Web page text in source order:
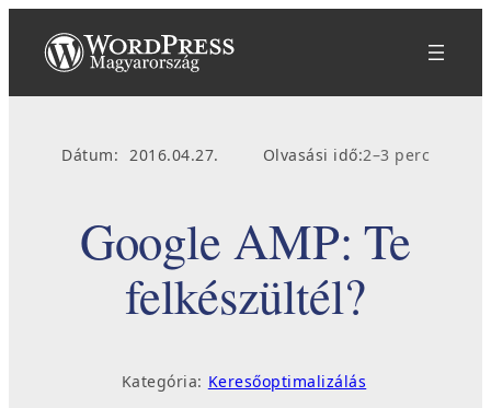
tartalomhoz
Dátum: 2016.04.27. Olvasási idő:2–3 perc
Google AMP: Te
felkészültél?
Kategória: Keresőoptimalizálás